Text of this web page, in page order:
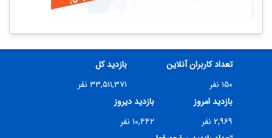
تعداد کاربران آنلاین
۱۵۰ نفر
بازدید کل
۳۳,۵۱۱,۳۷۱ نفر
بازدید امروز
۲,۹۶۹ نفر
بازدید دیروز
۱۰,۴۴۲ نفر